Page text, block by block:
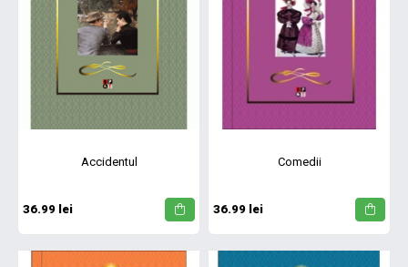
Accidentul
36.99 lei
Comedii
36.99 lei